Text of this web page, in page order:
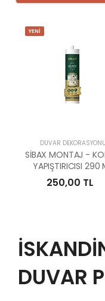
YENİ
DUVAR DEKORASYONU
SİBAX MONTAJ -
YAPIŞTIRICISI 290
250,00 TL
DUVAR